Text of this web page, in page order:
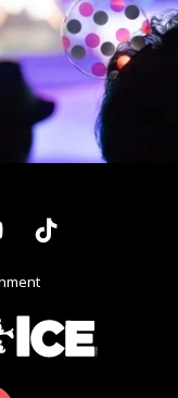
YouTubeTiktok